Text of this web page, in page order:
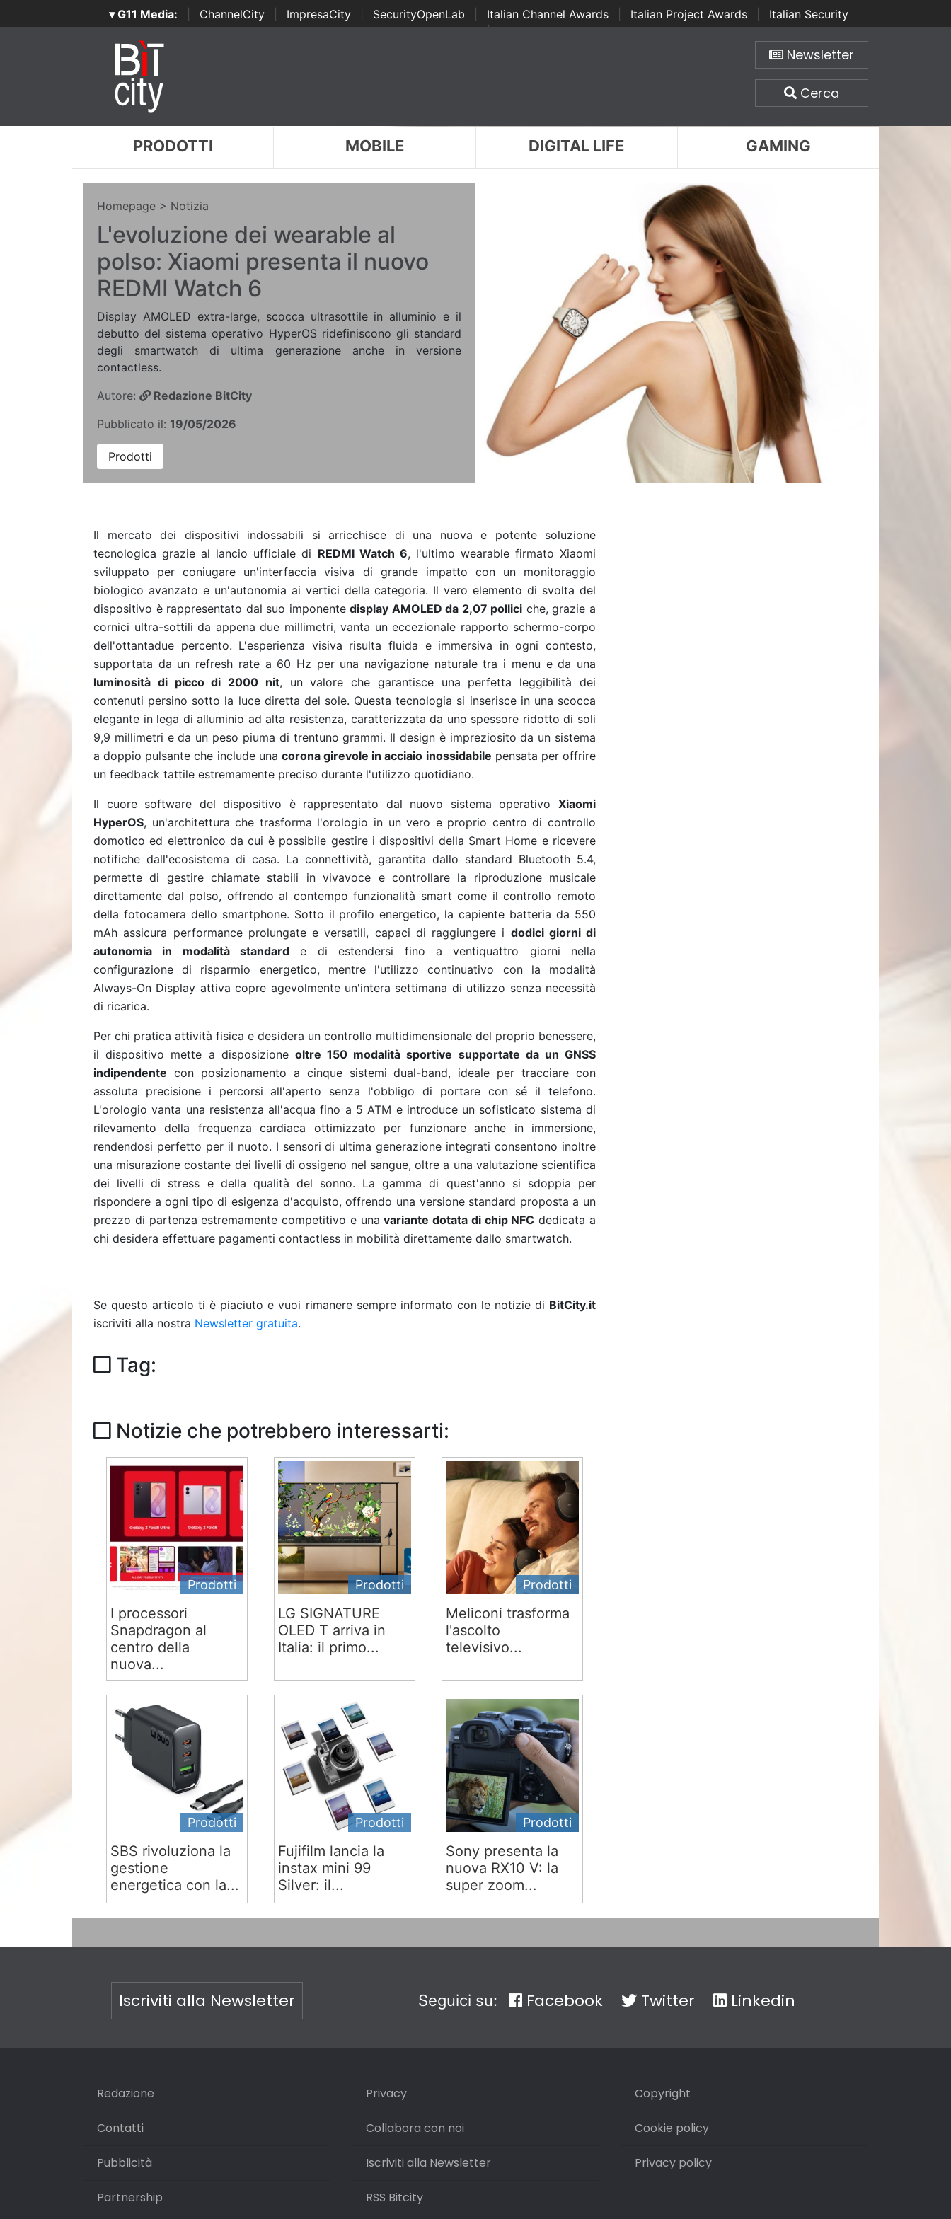
▾ G11 Media: ChannelCity ImpresaCity SecurityOpenLab Italian Channel Awards Italian Project Awards
Italian Security
Awards | ...
Newsletter
Cerca
PRODOTTI MOBILE DIGITAL LIFE GAMING
Homepage > Notizia
L'evoluzione dei wearable al
polso: Xiaomi presenta il nuovo
REDMI Watch 6
Display AMOLED extra-large, scocca ultrasottile in alluminio e il
debutto del sistema operativo HyperOS ridefiniscono gli standard
degli smartwatch di ultima generazione anche in versione
contactless.
Autore:
Redazione BitCity
Pubblicato il: 19/05/2026
Prodotti
Il mercato dei dispositivi indossabili si arricchisce di una nuova e potente soluzione
tecnologica grazie al lancio ufficiale di REDMI Watch 6, l'ultimo wearable firmato Xiaomi
sviluppato per coniugare un'interfaccia visiva di grande impatto con un monitoraggio
biologico avanzato e un'autonomia ai vertici della categoria. Il vero elemento di svolta del
dispositivo è rappresentato dal suo imponentedisplay AMOLED da 2,07 pollici che, grazie a
cornici ultra-sottili da appena due millimetri, vanta un eccezionale rapporto schermo-corpo
dell'ottantadue percento. L'esperienza visiva risulta fluida e immersiva in ogni contesto,
supportata da un refresh rate a 60 Hz per una navigazione naturale tra i menu e da una
luminosità di picco di 2000 nit, un valore che garantisce una perfetta leggibilità dei
contenuti persino sotto la luce diretta del sole. Questa tecnologia si inserisce in una scocca
elegante in lega di alluminio ad alta resistenza, caratterizzata da uno spessore ridotto di soli
9,9 millimetri e da un peso piuma di trentuno grammi. Il design è impreziosito da un sistema
a doppio pulsante che include una corona girevole in acciaio inossidabile pensata per offrire
un feedback tattile estremamente preciso durante l'utilizzo quotidiano.
Il cuore software del dispositivo è rappresentato dal nuovo sistema operativo Xiaomi
HyperOS, un'architettura che trasforma l'orologio in un vero e proprio centro di controllo
domotico ed elettronico da cui è possibile gestire i dispositivi della Smart Home e ricevere
notifiche dall'ecosistema di casa. La connettività, garantita dallo standard Bluetooth 5.4,
permette di gestire chiamate stabili in vivavoce e controllare la riproduzione musicale
direttamente dal polso, offrendo al contempo funzionalità smart come il controllo remoto
della fotocamera dello smartphone. Sotto il profilo energetico, la capiente batteria da 550
mAh assicura performance prolungate e versatili, capaci di raggiungere i dodici giorni di
autonomia in modalità standard e di estendersi fino a ventiquattro giorni nella
configurazione di risparmio energetico, mentre l'utilizzo continuativo con la modalità
Always-On Display attiva copre agevolmente un'intera settimana di utilizzo senza necessità
di ricarica.
Per chi pratica attività fisica e desidera un controllo multidimensionale del proprio benessere,
il dispositivo mette a disposizione oltre 150 modalità sportive supportate da un GNSS
indipendente con posizionamento a cinque sistemi dual-band, ideale per tracciare con
assoluta precisione i percorsi all'aperto senza l'obbligo di portare con sé il telefono.
L'orologio vanta una resistenza all'acqua fino a 5 ATM e introduce un sofisticato sistema di
rilevamento della frequenza cardiaca ottimizzato per funzionare anche in immersione,
rendendosi perfetto per il nuoto. I sensori di ultima generazione integrati consentono inoltre
una misurazione costante dei livelli di ossigeno nel sangue, oltre a una valutazione scientifica
dei livelli di stress e della qualità del sonno. La gamma di quest'anno si sdoppia per
rispondere a ogni tipo di esigenza d'acquisto, offrendo una versione standard proposta a un
prezzo di partenza estremamente competitivo e unavariante dotata di chip NFC dedicata a
chi desidera effettuare pagamenti contactless in mobilità direttamente dallo smartwatch.
Se questo articolo ti è piaciuto e vuoi rimanere sempre informato con le notizie di BitCity.it
iscriviti alla nostra Newsletter gratuita.
Tag:
Notizie che potrebbero interessarti:
Prodotti
I processori
Snapdragon al
centro della
nuova...
Prodotti
LG SIGNATURE
OLED T arriva in
Italia: il primo...
Prodotti
Meliconi trasforma
l'ascolto
televisivo...
Prodotti
SBS rivoluziona la
gestione
energetica con la...
Prodotti
Fujifilm lancia la
instax mini 99
Silver: il...
Prodotti
Sony presenta la
nuova RX10 V: la
super zoom...
Iscriviti alla Newsletter Seguici su: Facebook Twitter Linkedin
Redazione
Contatti
Pubblicità
Partnership
Privacy
Collabora con noi
Iscriviti alla Newsletter
RSS Bitcity
Copyright
Cookie policy
Privacy policy